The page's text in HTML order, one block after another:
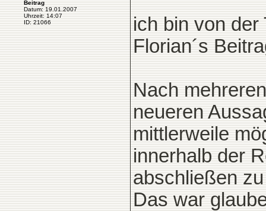
Beitrag
Datum: 19.01.2007
Uhrzeit: 14:07
ID: 21066
ich bin von
Florian´s
Nach
neueren
mittlerweile
innerhalb der
abschließen
Das war